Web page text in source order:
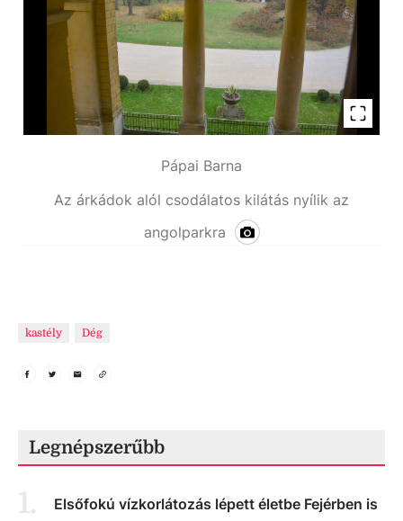
Pápai Barna
Az árkádok alól csodálatos kilátás nyílik az
angolparkra
kastély Dég
Legnépszerűbb
1. Elsőfokú vízkorlátozás lépett életbe Fejérben is